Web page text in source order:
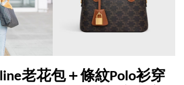
老花包＋條紋Polo衫穿